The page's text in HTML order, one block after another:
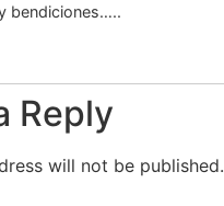
bendiciones…..
Reply
will not be published.